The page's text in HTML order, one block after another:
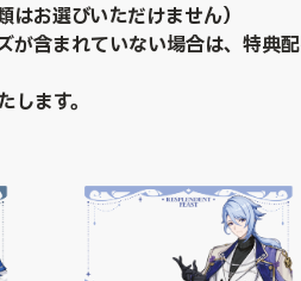
お選びいただけません）
が含まれていない場合は、特典
ます。